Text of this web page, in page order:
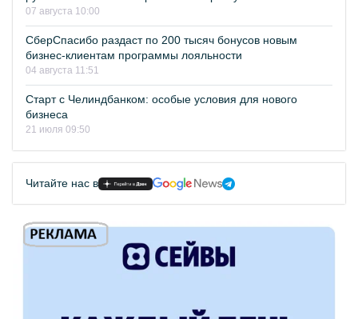
07 августа 10:00
СберСпасибо раздаст по 200 тысяч бонусов новым
бизнес-клиентам программы лояльности
04 августа 11:51
Старт с Челиндбанком: особые условия для нового
бизнеса
21 июля 09:50
Читайте нас в